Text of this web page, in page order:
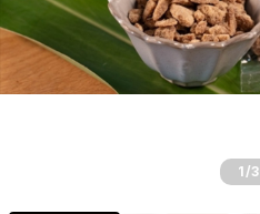
1 /3